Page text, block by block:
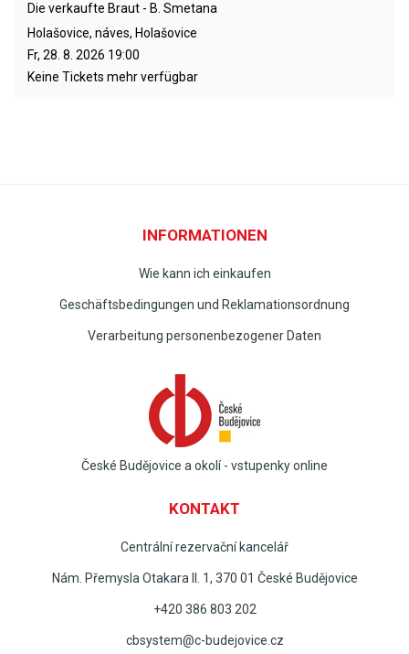
Die verkaufte Braut - B. Smetana
Holašovice, náves, Holašovice
Fr, 28. 8. 2026 19:00
Keine Tickets mehr verfügbar
INFORMATIONEN
Wie kann ich einkaufen
Geschäftsbedingungen und Reklamationsordnung
Verarbeitung personenbezogener Daten
České Budějovice a okolí - vstupenky online
KONTAKT
Centrální rezervační kancelář
Nám. Přemysla Otakara II. 1, 370 01 České Budějovice
+420 386 803 202
cbsystem@c-budejovice.cz